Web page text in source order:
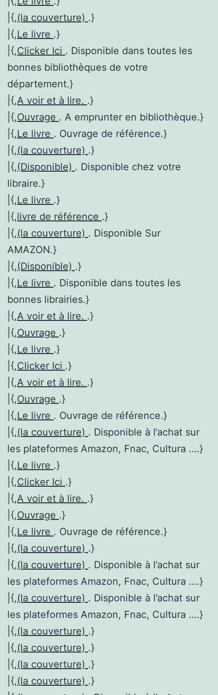
|{,(la couverture) .}
|{,Le livre .}
|{,Clicker Ici . Disponible dans toutes les
bonnes bibliothèques de votre
département.}
|{,A voir et à lire. .}
|{,Ouvrage . A emprunter en bibliothèque.}
|{,Le livre . Ouvrage de référence.}
|{,(la couverture) .}
|{,(Disponible) . Disponible chez votre
libraire.}
|{,Le livre .}
|{,livre de référence .}
|{,(la couverture) . Disponible Sur
AMAZON.}
|{,(Disponible) .}
|{,Le livre . Disponible dans toutes les
bonnes librairies.}
|{,A voir et à lire. .}
|{,Ouvrage .}
|{,Le livre .}
|{,Clicker Ici .}
|{,A voir et à lire. .}
|{,Ouvrage .}
|{,Le livre . Ouvrage de référence.}
|{,(la couverture) . Disponible à l’achat sur
les plateformes Amazon, Fnac, Cultura ….}
|{,Le livre .}
|{,Clicker Ici .}
|{,A voir et à lire. .}
|{,Ouvrage .}
|{,Le livre . Ouvrage de référence.}
|{,(la couverture) .}
|{,(la couverture) . Disponible à l’achat sur
les plateformes Amazon, Fnac, Cultura ….}
|{,(la couverture) . Disponible à l’achat sur
les plateformes Amazon, Fnac, Cultura ….}
|{,(la couverture) .}
|{,(la couverture) .}
|{,(la couverture) .}
|{,(la couverture) .}